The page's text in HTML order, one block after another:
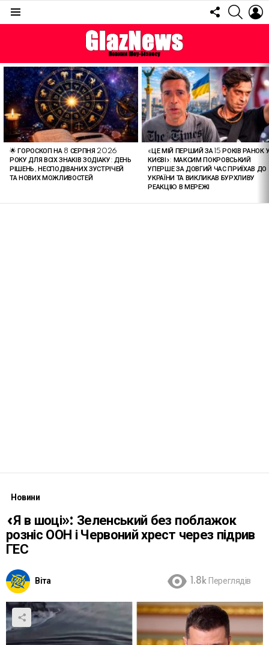
FOLLOW
US
ОСТАННІ
СТАТТІ
🌟 ГОРОСКОП НА 8 СЕРПНЯ 2026
РОКУ ДЛЯ ВСІХ ЗНАКІВ ЗОДІАКУ: ДЕНЬ
РІШЕНЬ, НЕСПОДІВАНИХ ЗУСТРІЧЕЙ
ТА НОВИХ МОЖЛИВОСТЕЙ
«ЦЕ МІЙ ПЕРШИЙ ЗА 15 РОКІВ РАНОК
КИЄВІ»: МАКСИМ ПОКРОВСЬКИЙ
УПЕРШЕ ЗА ДОВГИЙ ЧАС ПРИЇХАВ ДО
УКРАЇНИ ТА ВИКЛИКАВ БУРХЛИВУ
РЕАКЦІЮ В МЕРЕЖІ
Новини
«Я в шоці»: Зеленський без поблажок
розніс ООН і Червоний хрест через підрив
ГЕС
Віта 1.8k Переглядів